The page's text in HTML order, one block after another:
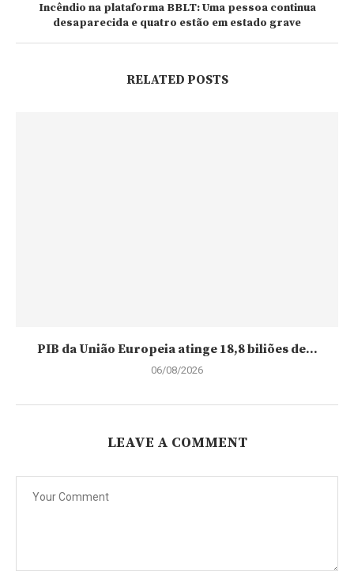
Incêndio na plataforma BBLT: Uma pessoa continua
desaparecida e quatro estão em estado grave
RELATED POSTS
PIB da União Europeia atinge 18,8 biliões de...
06/08/2026
LEAVE A COMMENT